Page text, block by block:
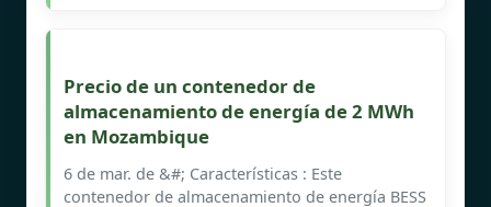
Precio de un contenedor de
almacenamiento de energía de 2 MWh
en Mozambique
6 de mar. de &#; Características : Este
contenedor de almacenamiento de energía BESS